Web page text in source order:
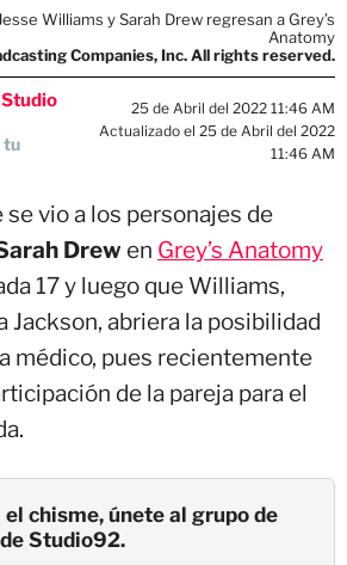
Williams y Sarah Drew regresan a Grey’s
Anatomy
Companies, Inc. All rights reserved.
tu
25 de Abril del 2022 11:46 AM
Actualizado el 25 de Abril del 2022
11:46 AM
se vio a los personajes de
Drew en Grey’s Anatomy
17 y luego que Williams,
Jackson, abriera la posibilidad
médico, pues recientemente
de la pareja para el
chisme, únete al grupo de
Studio92.